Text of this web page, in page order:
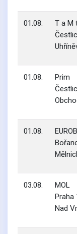
01.08.
T a M
01.08.
Prim
01.08.
03.08.
MOL
Praha
Nad